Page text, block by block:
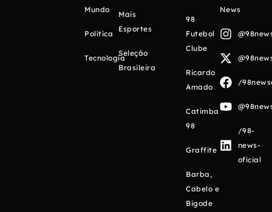
Mundo
Política
Tecnologia
Mais
Esportes
Seleção
Brasileira
98
Futebol
Clube
Ricardo
Amado
Catimba
98
Graffite
Barba,
Cabelo e
Bigode
News
/
/98-
news-
oficial